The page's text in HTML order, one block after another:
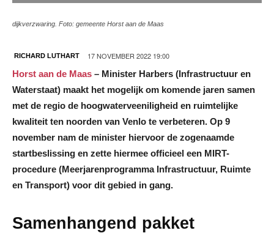
dijkverzwaring. Foto: gemeente Horst aan de Maas
RICHARD LUTHART 17 NOVEMBER 2022 19:00
Horst aan de Maas – Minister Harbers (Infrastructuur en
Waterstaat) maakt het mogelijk om komende jaren samen
met de regio de hoogwaterveeniligheid en ruimtelijke
kwaliteit ten noorden van Venlo te verbeteren. Op 9
november nam de minister hiervoor de zogenaamde
startbeslissing en zette hiermee officieel een MIRT-
procedure (Meerjarenprogramma Infrastructuur, Ruimte
en Transport) voor dit gebied in gang.
Samenhangend pakket